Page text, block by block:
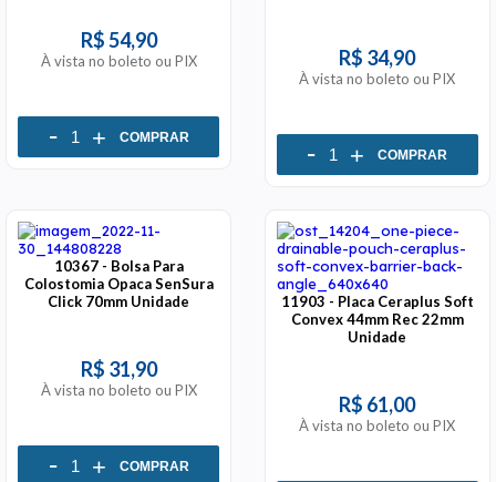
R$ 54,90
À vista no boleto ou PIX
- + COMPRAR
R$ 34,90
À vista no boleto ou PIX
- + COMPRAR
10367 - Bolsa Para
Colostomia Opaca SenSura
Click 70mm Unidade
R$ 31,90
À vista no boleto ou PIX
- + COMPRAR
11903 - Placa Ceraplus Soft
Convex 44mm Rec 22mm
Unidade
R$ 61,00
À vista no boleto ou PIX